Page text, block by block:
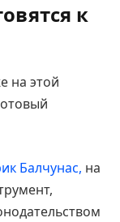
к
на этой
Балчунас, на